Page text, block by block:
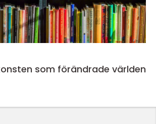
som förändrade världen